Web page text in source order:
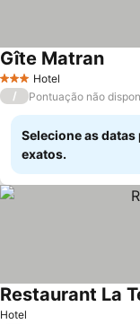
3 EstrelasHotel
Gîte MatranVer
/ Pontuação não
Selecione as
exatos.
Hotel
Restaurant La